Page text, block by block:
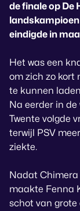
de finale op De
eindigde in
Het was een
om zich zo kort
te kunnen
Na eerder in
Twente volgde
terwijl PSV
ziekte.
Nadat Chimera
maakte Fenna
schot van grote